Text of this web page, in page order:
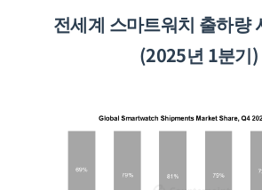
전세계 스마트워치 출하량
(2025년 1분기)